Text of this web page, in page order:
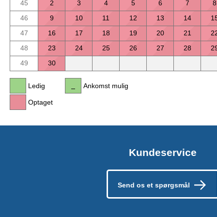
45
2 3 4 5 6 7
8
46
9 10 11 12 13 14
47
16 17 18 19 20 21
48
23 24 25 26 27 28
49
30
Ledig
Optaget
Ankomst mulig
Kundeservice
Send os et spørgsmål